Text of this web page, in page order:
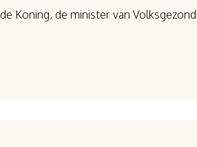
Koning, de minister van